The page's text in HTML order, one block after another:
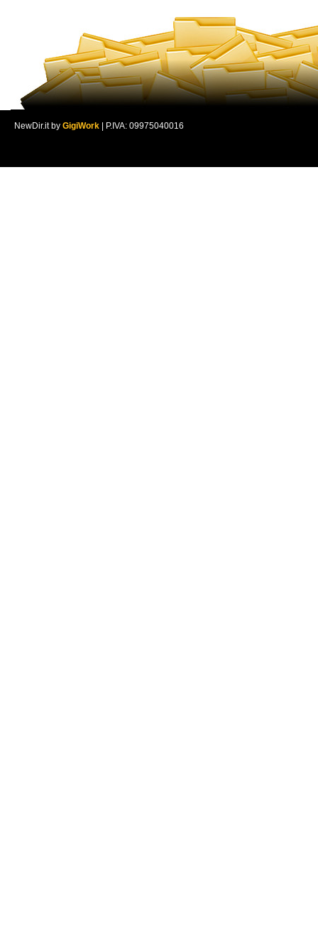
NewDir.it by GigiWork | P.IVA: 09975040016